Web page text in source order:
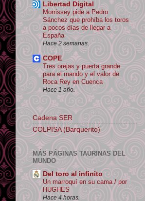
Libertad Digital
Morrissey pide a Pedro
Sánchez que prohíba los toros
a pocos días de llegar a
España
Hace 2 semanas.
COPE
Tres orejas y puerta grande
para el mando y el valor de
Roca Rey en Cuenca
Hace 1 año.
Cadena SER
COLPISA (Barquerito)
MÁS PÁGINAS TAURINAS DEL
MUNDO
Del toro al infinito
Un marroquí en su cama / por
HUGHES
Hace 4 horas.